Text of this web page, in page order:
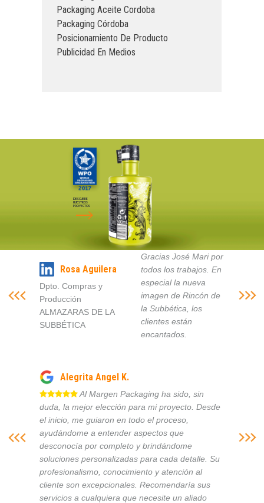
Packaging Aceite Cordoba
Packaging Córdoba
Posicionamiento De Producto
Publicidad En Medios
DESCUBRE
NUESTROS
PROYECTOS
Rosa Aguilera
Dpto. Compras y
Producción
ALMAZARAS DE LA
SUBBÉTICA
Gracias José Mari por
todos los trabajos. En
especial la nueva
imagen de Rincón de
la Subbética, los
clientes están
encantados.
Alegrita Angel K.
Al Margen Packaging ha sido, sin
duda, la mejor elección para mi proyecto. Desde
el inicio, me guiaron en todo el proceso,
ayudándome a entender aspectos que
desconocía por completo y brindándome
soluciones personalizadas para cada detalle. Su
profesionalismo, conocimiento y atención al
cliente son excepcionales. Recomendaría sus
servicios a cualquiera que necesite un aliado